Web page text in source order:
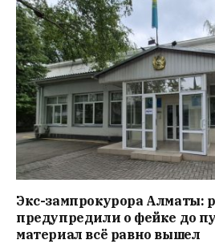
Экс-зампрокурора Алматы:
предупредили о фейке до
материал всё равно вышел